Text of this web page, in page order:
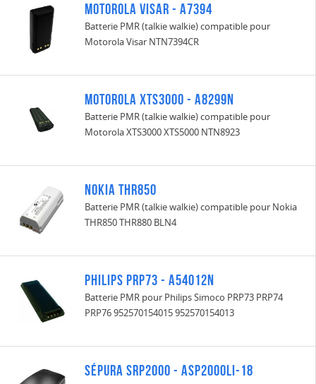
Motorola Visar - A7394
Batterie PMR (talkie walkie) compatible pour
Motorola Visar NTN7394CR
Motorola XTS3000 - A8299N
Batterie PMR (talkie walkie) compatible pour
Motorola XTS3000 XTS5000 NTN8923
Nokia THR850
Batterie PMR (talkie walkie) compatible pour Nokia
THR850 THR880 BLN4
Philips PRP73 - A54012N
Batterie PMR pour Philips Simoco PRP73 PRP74
PRP76 952570154015 952570154013
Sépura SRP2000 - ASP2000LI-18